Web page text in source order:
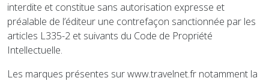
interdite et constitue sans autorisation expresse et
préalable de l’éditeur une contrefaçon sanctionnée par les
articles L335-2 et suivants du Code de Propriété
Intellectuelle.
Les marques présentes sur www.travelnet.fr notamment la